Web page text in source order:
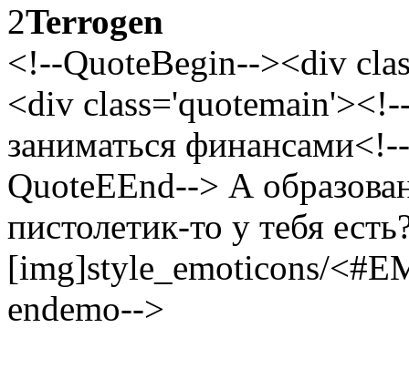
2Terrogen
<!--QuoteBegin--><div
<div
заниматься
QuoteEEnd--> А
пистолетик-то у тебя
[img]style_emoticons/
endemo-->